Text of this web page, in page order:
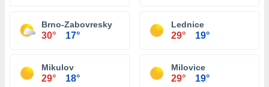
Brno-Zabovresky
30° 17°
Lednice
29° 19°
Mikulov
29° 18°
Milovice
29° 19°